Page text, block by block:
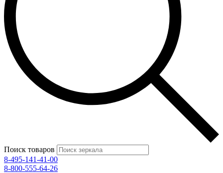
Поиск товаров
8-495-141-41-00
8-800-555-64-26